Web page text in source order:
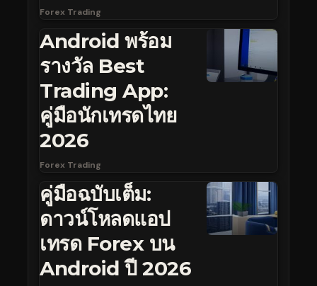
Forex Trading
Android พร้อม
รางวัล Best
Trading App:
คู่มือนักเทรดไทย
2026
Forex Trading
คู่มือฉบับเต็ม:
ดาวน์โหลดแอป
เทรด Forex บน
Android ปี 2026